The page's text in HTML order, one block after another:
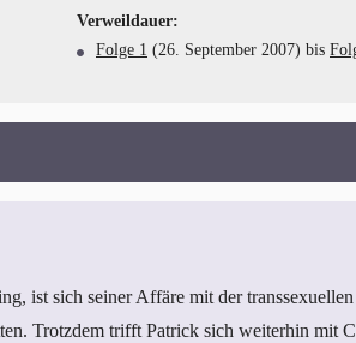
Verweildauer:
Folge 1 (26. September 2007) bis
ist sich seiner Affäre mit der
Trotzdem trifft Patrick sich weiterhin mit